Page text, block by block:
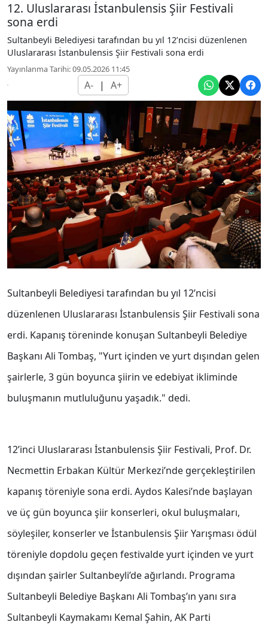
12. Uluslararası İstanbulensis Şiir Festivali
sona erdi
Sultanbeyli Belediyesi tarafından bu yıl 12’ncisi düzenlenen
Uluslararası İstanbulensis Şiir Festivali sona erdi
Yayınlanma Tarihi: 09.05.2026 11:45
A- | A+
Sultanbeyli Belediyesi tarafından bu yıl 12’ncisi
düzenlenen Uluslararası İstanbulensis Şiir Festivali sona
erdi. Kapanış töreninde konuşan Sultanbeyli Belediye
Başkanı Ali Tombaş, "Yurt içinden ve yurt dışından gelen
şairlerle, 3 gün boyunca şiirin ve edebiyat ikliminde
buluşmanın mutluluğunu yaşadık." dedi.
12’inci Uluslararası İstanbulensis Şiir Festivali, Prof. Dr.
Necmettin Erbakan Kültür Merkezi’nde gerçekleştirilen
kapanış töreniyle sona erdi. Aydos Kalesi’nde başlayan
ve üç gün boyunca şiir konserleri, okul buluşmaları,
söyleşiler, konserler ve İstanbulensis Şiir Yarışması ödül
töreniyle dopdolu geçen festivalde yurt içinden ve yurt
dışından şairler Sultanbeyli’de ağırlandı. Programa
Sultanbeyli Belediye Başkanı Ali Tombaş’ın yanı sıra
Sultanbeyli Kaymakamı Kemal Şahin, AK Parti